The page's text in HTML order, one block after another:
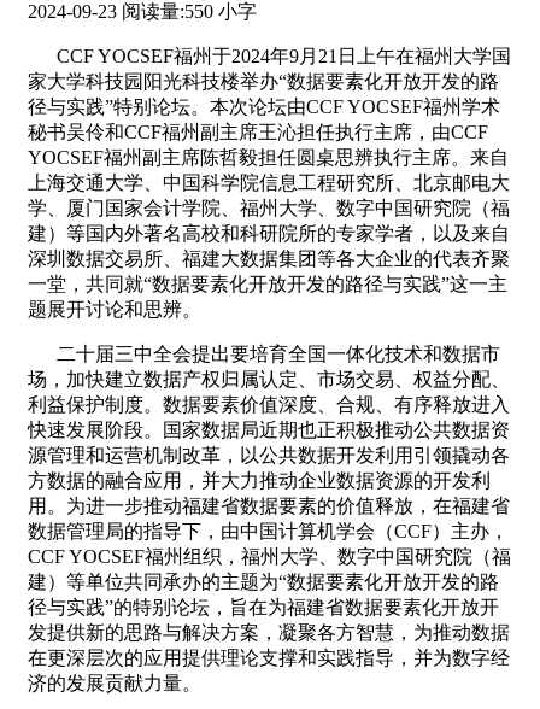
2024-09-23 阅读量:550 小字
CCF YOCSEF福州于2024年9月21日上午在福州大学国
家大学科技园阳光科技楼举办“数据要素化开放开发的路
径与实践”特别论坛。本次论坛由CCF YOCSEF福州学术
秘书吴伶和CCF福州副主席王沁担任执行主席，由CCF
YOCSEF福州副主席陈哲毅担任圆桌思辨执行主席。来自
上海交通大学、中国科学院信息工程研究所、北京邮电大
学、厦门国家会计学院、福州大学、数字中国研究院（福
建）等国内外著名高校和科研院所的专家学者，以及来自
深圳数据交易所、福建大数据集团等各大企业的代表齐聚
一堂，共同就“数据要素化开放开发的路径与实践”这一主
题展开讨论和思辨。
二十届三中全会提出要培育全国一体化技术和数据市
场，加快建立数据产权归属认定、市场交易、权益分配、
利益保护制度。数据要素价值深度、合规、有序释放进入
快速发展阶段。国家数据局近期也正积极推动公共数据资
源管理和运营机制改革，以公共数据开发利用引领撬动各
方数据的融合应用，并大力推动企业数据资源的开发利
用。为进一步推动福建省数据要素的价值释放，在福建省
数据管理局的指导下，由中国计算机学会（CCF）主办，
CCF YOCSEF福州组织，福州大学、数字中国研究院（福
建）等单位共同承办的主题为“数据要素化开放开发的路
径与实践”的特别论坛，旨在为福建省数据要素化开放开
发提供新的思路与解决方案，凝聚各方智慧，为推动数据
在更深层次的应用提供理论支撑和实践指导，并为数字经
济的发展贡献力量。